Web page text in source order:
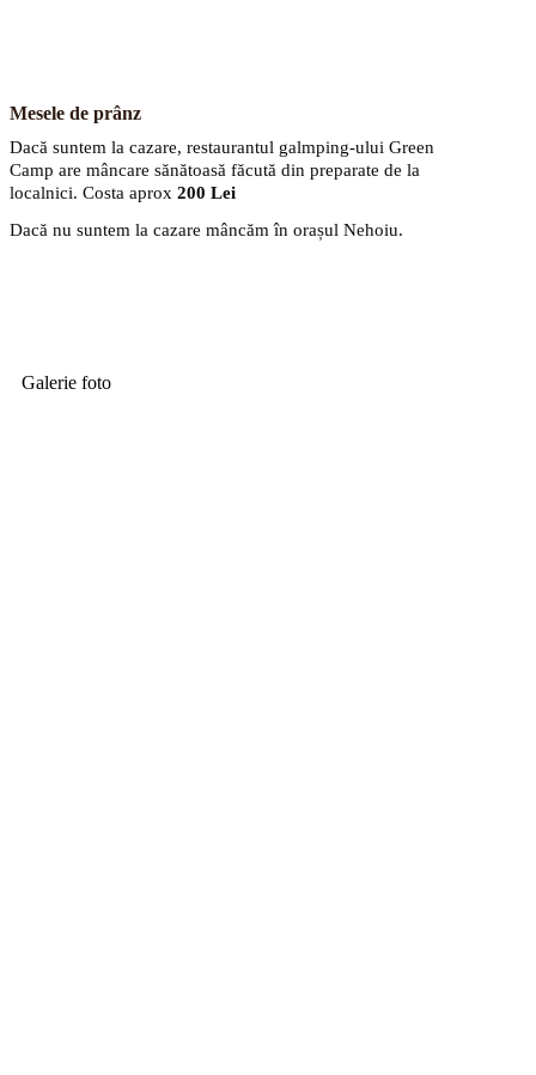
Mesele de prânz
Dacă suntem la cazare, restaurantul galmping-ului Green
Camp are mâncare sănătoasă făcută din preparate de la
localnici. Costa aprox 200 Lei
Dacă nu suntem la cazare mâncăm în orașul Nehoiu.
Galerie foto